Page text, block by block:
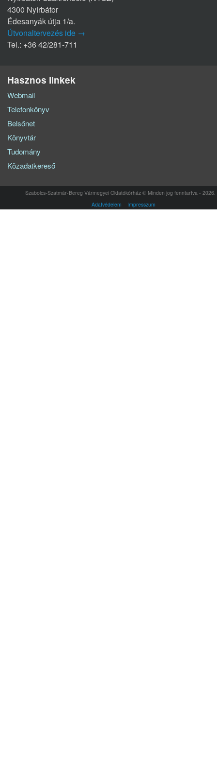
4300 Nyírbátor
Édesanyák útja 1/a.
Útvonaltervezés ide →
Tel.: +36 42/281-711
Hasznos linkek
Webmail
Telefonkönyv
Belsőnet
Könyvtár
Tudomány
Közadatkereső
Szabolcs-Szatmár-Bereg Vármegyei Oktatókórház © Minden jog fenntartva - 2026.
Adatvédelem
Impresszum